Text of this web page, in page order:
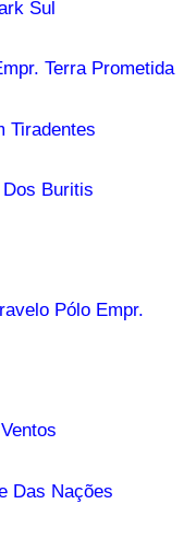
Sul
Terra Prometida
Tiradentes
Buritis
Pólo Empr.
Das Nações